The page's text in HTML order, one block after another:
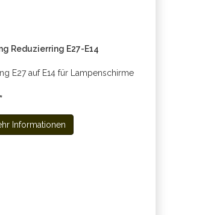
Reduzierring E27-E14
E27 auf E14 für Lampenschirme
Informationen